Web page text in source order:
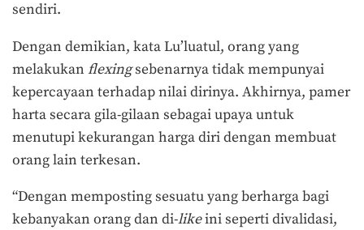
sendiri.
Dengan demikian, kata Lu’luatul, orang yang
melakukan flexingsebenarnya tidak mempunyai
kepercayaan terhadap nilai dirinya. Akhirnya, pamer
harta secara gila-gilaan sebagai upaya untuk
menutupi kekurangan harga diri dengan membuat
orang lain terkesan.
“Dengan memposting sesuatu yang berharga bagi
kebanyakan orang dan di-likeini seperti divalidasi,